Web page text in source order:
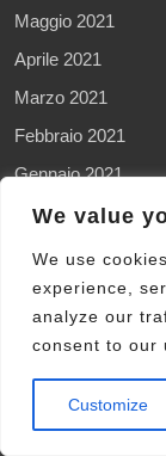
We value
We use
experience,
analyze our
consent to our
Customize
Maggio 2021
Aprile 2021
Marzo 2021
Febbraio 2021
Gennaio 2021
Dicembre 2020
Novembre 2020
Ottobre 2020
Settembre 2020
Luglio 2020